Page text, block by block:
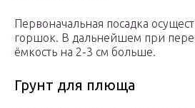
Первоначальная посадка
горшок. В дальнейшем при
ёмкость на 2-3 см больше.
Грунт для плюща